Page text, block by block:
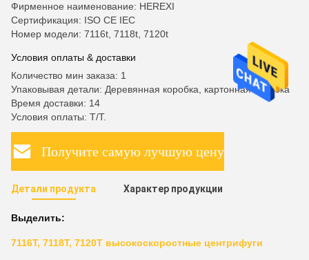
Фирменное наименование: HEREXI
Сертификация: ISO CE IEC
Номер модели: 7116t, 7118t, 7120t
Условия оплаты & доставки
Количество мин заказа: 1
Упаковывая детали: Деревянная коробка, картонная коробка
Время доставки: 14
Условия оплаты: T/T.
Получите самую лучшую цену
Детали продукта Характер продукции
Выделить:
7116T, 7118T, 7120T высокоскоростные центрифуги